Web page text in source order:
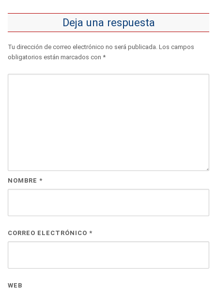
Deja una respuesta
Tu dirección de correo electrónico no será publicada. Los campos
obligatorios están marcados con *
NOMBRE *
CORREO ELECTRÓNICO *
WEB